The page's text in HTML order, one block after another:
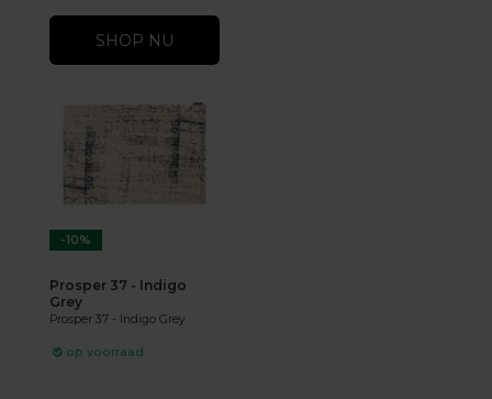
SHOP NU
-10%
Prosper 37 - Indigo
Grey
Prosper 37 - Indigo Grey
op voorraad